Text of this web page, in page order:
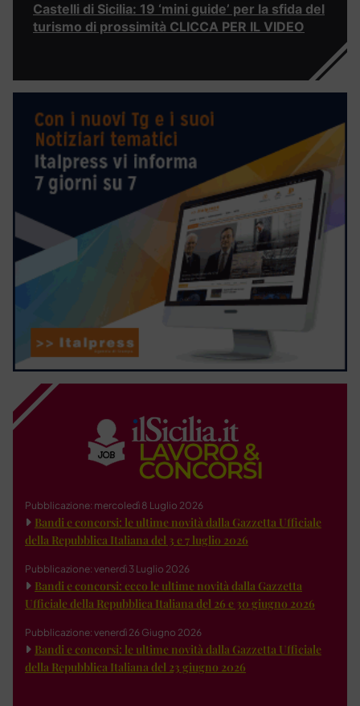
Castelli di Sicilia: 19 ‘mini guide’ per la sfida del
turismo di prossimità CLICCA PER IL VIDEO
Pubblicazione: mercoledì 8 Luglio 2026
Bandi e concorsi: le ultime novità dalla Gazzetta Ufficiale
della Repubblica Italiana del 3 e 7 luglio 2026
Pubblicazione: venerdì 3 Luglio 2026
Bandi e concorsi: ecco le ultime novità dalla Gazzetta
Ufficiale della Repubblica Italiana del 26 e 30 giugno 2026
Pubblicazione: venerdì 26 Giugno 2026
Bandi e concorsi: le ultime novità dalla Gazzetta Ufficiale
della Repubblica Italiana del 23 giugno 2026